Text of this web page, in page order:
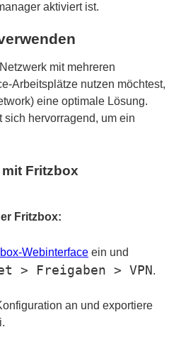
aktiviert ist.
mit mehreren
Arbeitsplätze nutzen möchtest,
eine optimale Lösung.
sich hervorragend, um ein
Fritzbox
Fritzbox:
Webinterface ein und
> Freigaben > VPN.
an und exportiere